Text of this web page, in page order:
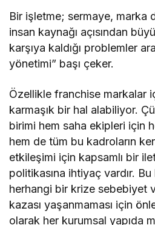
Bir işletme; sermaye, marka
insan kaynağı açısından
karşıya kaldığı problemler
yönetimi” başı çeker.
Özellikle franchise markalar
karmaşık bir hal alabiliyor.
birimi hem saha ekipleri için
hem de tüm bu kadroların
etkileşimi için kapsamlı bir
politikasına ihtiyaç vardır.
herhangi bir krize sebebiyet
kazası yaşanmaması için
olarak her kurumsal yapıda